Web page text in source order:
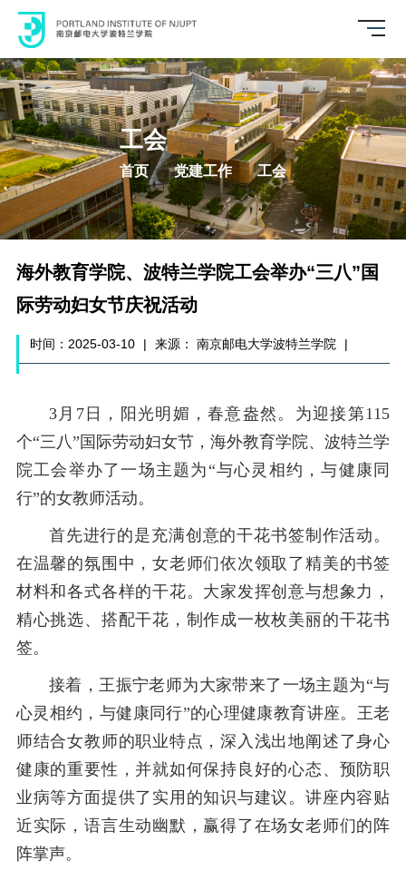
工会
首页 党建工作 工会
海外教育学院、波特兰学院工会举办“三八”国
际劳动妇女节庆祝活动
时间：2025-03-10 | 来源： 南京邮电大学波特兰学院 |
3月7日，阳光明媚，春意盎然。为迎接第115
个“三八”国际劳动妇女节，海外教育学院、波特兰学
院工会举办了一场主题为“与心灵相约，与健康同
行”的女教师活动。
首先进行的是充满创意的干花书签制作活动。
在温馨的氛围中，女老师们依次领取了精美的书签
材料和各式各样的干花。大家发挥创意与想象力，
精心挑选、搭配干花，制作成一枚枚美丽的干花书
签。
接着，王振宁老师为大家带来了一场主题为“与
心灵相约，与健康同行”的心理健康教育讲座。王老
师结合女教师的职业特点，深入浅出地阐述了身心
健康的重要性，并就如何保持良好的心态、预防职
业病等方面提供了实用的知识与建议。讲座内容贴
近实际，语言生动幽默，赢得了在场女老师们的阵
阵掌声。